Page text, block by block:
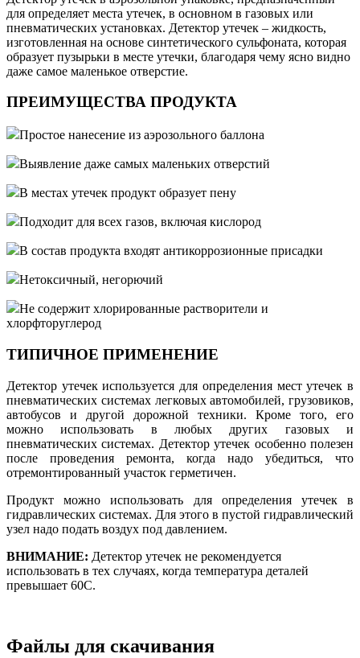
для определяет места утечек, в основном в газовых или
пневматических установках. Детектор утечек – жидкость,
изготовленная на основе синтетического сульфоната, которая
образует пузырьки в месте утечки, благодаря чему ясно видно
даже самое маленькое отверстие.
ПРЕИМУЩЕСТВА ПРОДУКТА
Простое нанесение из аэрозольного баллона
Выявление даже самых маленьких отверстий
В местах утечек продукт образует пену
Подходит для всех газов, включая кислород
В состав продукта входят антикоррозионные присадки
Нетоксичный, негорючий
Не содержит хлорированные растворители и
хлорфторуглерод
ТИПИЧНОЕ ПРИМЕНЕНИЕ
Детектор утечек используется для определения мест утечек в
пневматических системах легковых автомобилей, грузовиков,
автобусов и другой дорожной техники. Кроме того, его
можно использовать в любых других газовых и
пневматических системах. Детектор утечек особенно полезен
после проведения ремонта, когда надо убедиться, что
отремонтированный участок герметичен.
Продукт можно использовать для определения утечек в
гидравлических системах. Для этого в пустой гидравлический
узел надо подать воздух под давлением.
ВНИМАНИЕ: Детектор утечек не рекомендуется
использовать в тех случаях, когда температура деталей
превышает 60C.
Файлы для скачивания